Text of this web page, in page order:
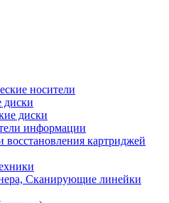
носители
диски
диски
информации
восстановления картриджей
Сканирующие линейки